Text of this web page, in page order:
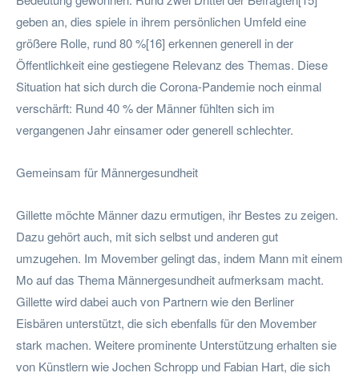
geben an, dies spiele in ihrem persönlichen Umfeld eine
größere Rolle, rund 80 %[16] erkennen generell in der
Öffentlichkeit eine gestiegene Relevanz des Themas. Diese
Situation hat sich durch die Corona-Pandemie noch einmal
verschärft: Rund 40 % der Männer fühlten sich im
vergangenen Jahr einsamer oder generell schlechter.
Gemeinsam für Männergesundheit
Gillette möchte Männer dazu ermutigen, ihr Bestes zu zeigen.
Dazu gehört auch, mit sich selbst und anderen gut
umzugehen. Im Movember gelingt das, indem Mann mit einem
Mo auf das Thema Männergesundheit aufmerksam macht.
Gillette wird dabei auch von Partnern wie den Berliner
Eisbären unterstützt, die sich ebenfalls für den Movember
stark machen. Weitere prominente Unterstützung erhalten sie
von Künstlern wie Jochen Schropp und Fabian Hart, die sich